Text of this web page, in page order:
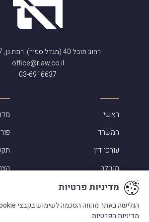
רחוב תובל 40 (מגדל ספיר), רמת גן, 5252247
office@rlaw.co.il
03-6916637
ראשי
המשרד
עורכי דין
מנהלה
מדיניות פרטיות
הגלישה באתר מהווה הסכמה לשימוש בקבצי Cookie
מדיניות הפרטיות.